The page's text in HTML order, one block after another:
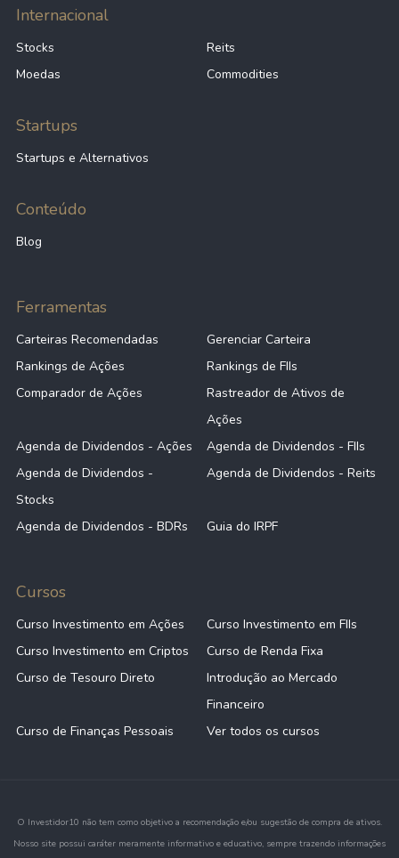
Internacional
Stocks
Reits
Moedas
Commodities
Startups
Startups e Alternativos
Conteúdo
Blog
Ferramentas
Carteiras Recomendadas
Gerenciar Carteira
Rankings de Ações
Rankings de FIIs
Comparador de Ações
Rastreador de Ativos de
Ações
Agenda de Dividendos - Ações
Agenda de Dividendos - FIIs
Agenda de Dividendos -
Stocks
Agenda de Dividendos - Reits
Agenda de Dividendos - BDRs Guia do IRPF
Cursos
Curso Investimento em Ações
Curso Investimento em FIIs
Curso Investimento em Criptos
Curso de Renda Fixa
Curso de Tesouro Direto
Introdução ao Mercado
Financeiro
Curso de Finanças Pessoais
Ver todos os cursos
O Investidor10 não tem como objetivo a recomendação e/ou sugestão de compra de ativos.
Nosso site possui caráter meramente informativo e educativo, sempre trazendo informações